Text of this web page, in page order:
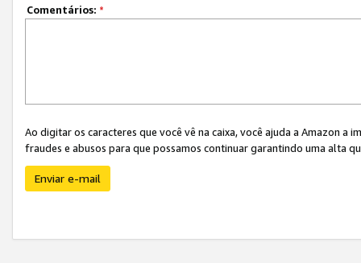
Comentários: *
Ao digitar os caracteres que você vê na caixa, você ajuda a Amazon
fraudes e abusos para que possamos continuar garantindo uma alta
Enviar e-mail